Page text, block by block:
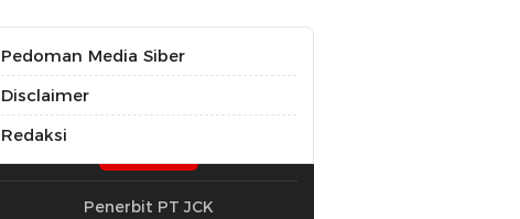
Pedoman Media Siber
Disclaimer
Redaksi
Penerbit PT JCK